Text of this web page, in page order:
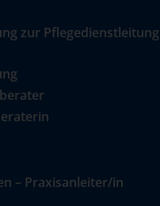
zur Pflegedienstleitung
– Praxisanleiter/in